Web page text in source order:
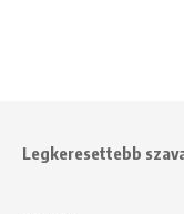
Legkeresettebb